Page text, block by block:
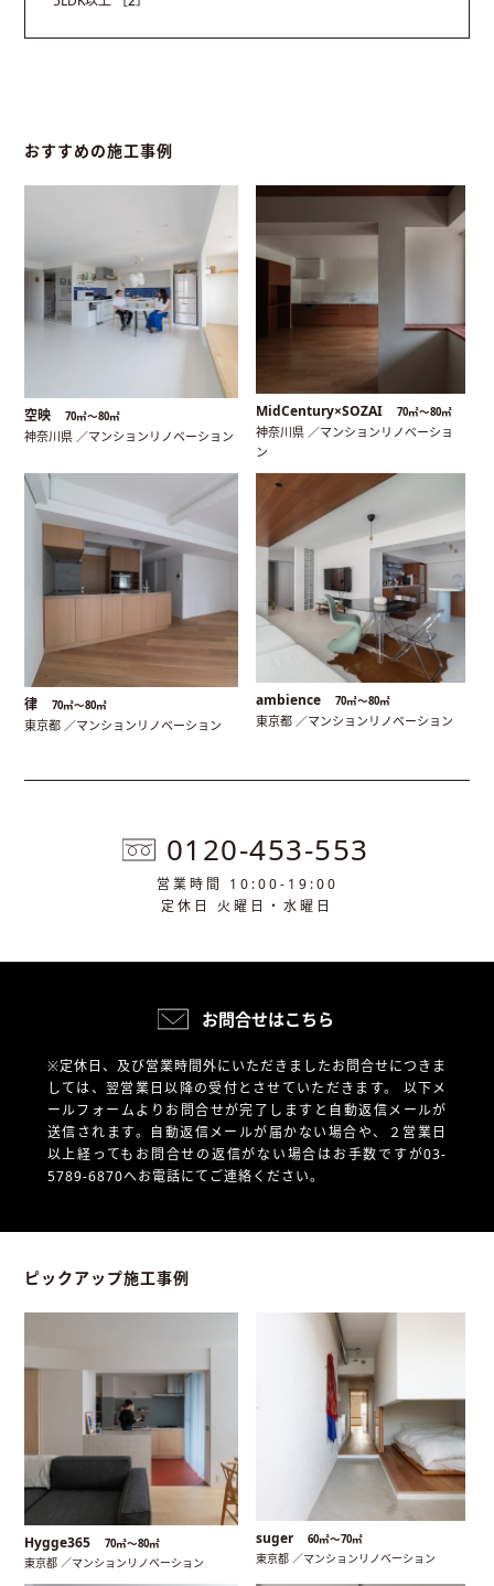
おすすめの施工事例
空映 70㎡〜80㎡
神奈川県 ／マンションリノベーション
MidCentury×SOZAI 70㎡〜80㎡
神奈川県 ／マンションリノベーショ
ン
律 70㎡〜80㎡
東京都 ／マンションリノベーション
ambience 70㎡〜80㎡
東京都 ／マンションリノベーション
0120-453-553
営業時間 10:00-19:00
定休日 火曜日・水曜日
お問合せはこちら
※定休日、及び営業時間外にいただきましたお問合せにつきま
しては、翌営業日以降の受付とさせていただきます。 以下メ
ールフォームよりお問合せが完了しますと自動返信メールが
送信されます。自動返信メールが届かない場合や、
２営業日
以上経ってもお問合せの返信がない場合はお手数ですが03-
5789-6870へお電話にてご連絡ください。
ピックアップ施工事例
Hygge365 70㎡〜80㎡
東京都 ／マンションリノベーション
suger 60㎡〜70㎡
東京都 ／マンションリノベーション